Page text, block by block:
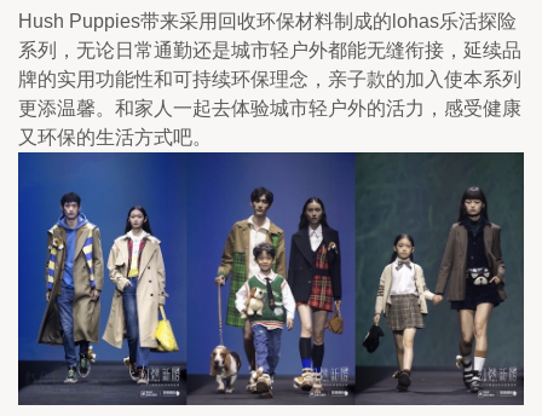
Hush Puppies带来采用回收环保材料制成的lohas乐活探险
系列，无论日常通勤还是城市轻户外都能无缝衔接，延续品
牌的实用功能性和可持续环保理念，亲子款的加入使本系列
更添温馨。和家人一起去体验城市轻户外的活力，感受健康
又环保的生活方式吧。